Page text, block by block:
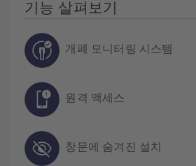
기능 살펴보기
개폐 모니터링 시스템
원격 액세스
창문에 숨겨진 설치